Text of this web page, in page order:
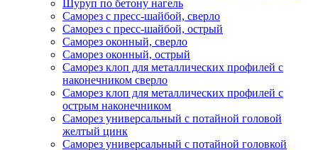
Шуруп по бетону нагель
Саморез с пресс-шайбой, сверло
Саморез с пресс-шайбой, острый
Саморез оконный, сверло
Саморез оконный, острый
Саморез клоп для металлических профилей с
наконечником сверло
Саморез клоп для металлических профилей с
острым наконечником
Саморез универсальный с потайной головой
желтый цинк
Саморез универсальный с потайной головкой